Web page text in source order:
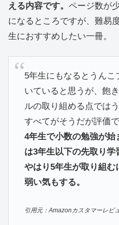
える内容です。 ページ数が
になるところですが、難易
生におすすめしたい一冊。
5年生にもなるとうん
いていると思うが、飽
ルの取り組める点では
すべてがそうだが評価で
4年生で小数の勉強が始
は3年生以下の先取り
やはり5年生が取り組む
弱い気もする。
引用元：Amazonカスタマーレビ